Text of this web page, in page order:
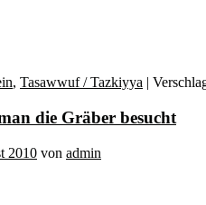
, Tasawwuf / Tazkiyya |
die Gräber besucht
2010 von admin